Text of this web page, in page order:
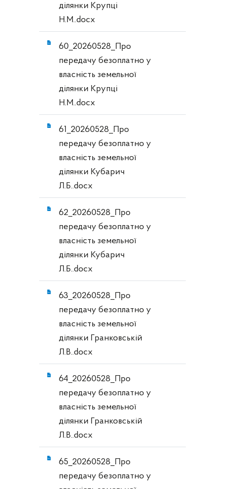
ділянки Крупці
Н.М..docx
60_20260528_Про
передачу безоплатно у
власність земельної
ділянки Крупці
Н.М..docx
61_20260528_Про
передачу безоплатно у
власність земельної
ділянки Кубарич
Л.Б..docx
62_20260528_Про
передачу безоплатно у
власність земельної
ділянки Кубарич
Л.Б..docx
63_20260528_Про
передачу безоплатно у
власність земельної
ділянки Гранковській
Л.В..docx
64_20260528_Про
передачу безоплатно у
власність земельної
ділянки Гранковській
Л.В..docx
65_20260528_Про
передачу безоплатно у